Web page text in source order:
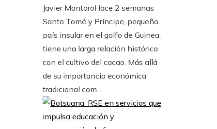
Javier MontoroHace 2 semanas
Santo Tomé y Príncipe, pequeño
país insular en el golfo de Guinea,
tiene una larga relación histórica
con el cultivo del cacao. Más allá
de su importancia económica
tradicional com...